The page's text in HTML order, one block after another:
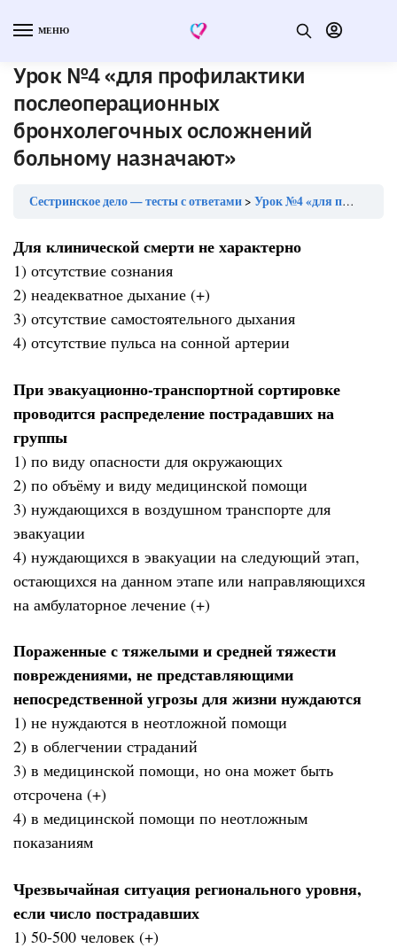
МЕНЮ
Урок №4 «для профилактики
послеоперационных
бронхолегочных осложнений
больному назначают»
Сестринское дело — тесты с ответами Урок №4 «для профилактики послеоперационных бронхолегочных осложнений больному назначают»
Для клинической смерти не характерно
1) отсутствие сознания
2) неадекватное дыхание (+)
3) отсутствие самостоятельного дыхания
4) отсутствие пульса на сонной артерии
При эвакуационно-транспортной сортировке
проводится распределение пострадавших на
группы
1) по виду опасности для окружающих
2) по объёму и виду медицинской помощи
3) нуждающихся в воздушном транспорте для
эвакуации
4) нуждающихся в эвакуации на следующий этап,
остающихся на данном этапе или направляющихся
на амбулаторное лечение (+)
Пораженные с тяжелыми и средней тяжести
повреждениями, не представляющими
непосредственной угрозы для жизни нуждаются
1) не нуждаются в неотложной помощи
2) в облегчении страданий
3) в медицинской помощи, но она может быть
отсрочена (+)
4) в медицинской помощи по неотложным
показаниям
Чрезвычайная ситуация регионального уровня,
если число пострадавших
1) 50-500 человек (+)